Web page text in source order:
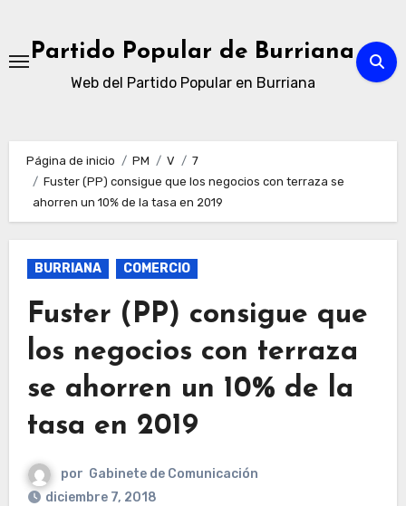
contenidoPartido Popular de Burriana
Web del Partido Popular en Burriana
Página de inicio PM V
7
Fuster (PP) consigue que los negocios con terraza se
ahorren un 10% de la tasa en 2019
BURRIANA COMERCIO
Fuster (PP) consigue que
los negocios con terraza
se ahorren un 10% de la
tasa en 2019
por Gabinete de Comunicación
diciembre 7, 2018